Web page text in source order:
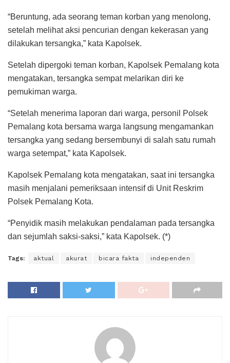
“Beruntung, ada seorang teman korban yang menolong,
setelah melihat aksi pencurian dengan kekerasan yang
dilakukan tersangka,” kata Kapolsek.
Setelah dipergoki teman korban, Kapolsek Pemalang kota
mengatakan, tersangka sempat melarikan diri ke
pemukiman warga.
“Setelah menerima laporan dari warga, personil Polsek
Pemalang kota bersama warga langsung mengamankan
tersangka yang sedang bersembunyi di salah satu rumah
warga setempat,” kata Kapolsek.
Kapolsek Pemalang kota mengatakan, saat ini tersangka
masih menjalani pemeriksaan intensif di Unit Reskrim
Polsek Pemalang Kota.
“Penyidik masih melakukan pendalaman pada tersangka
dan sejumlah saksi-saksi,” kata Kapolsek. (*)
Tags: aktual akurat bicara fakta independen